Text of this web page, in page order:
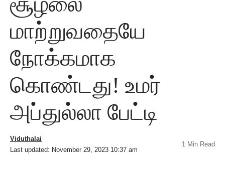
மாற்றுவதையே
நோக்கமாக
கொண்டது! உமர்
அப்துல்லா பேட்டி
Last updated: November 29, 2023 10:37 am
Viduthalai
1 Min Read